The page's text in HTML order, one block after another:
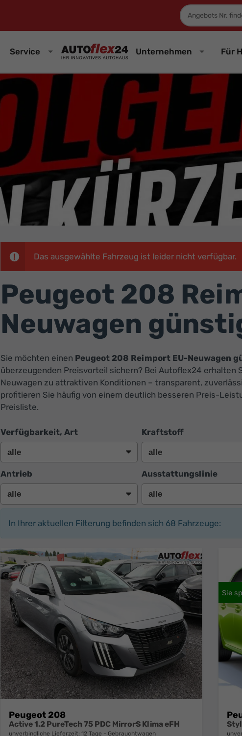
Fahrzeugnummer
Service Unternehmen Für
Das ausgewählte Fahrzeug ist leider nicht verfügbar.
Peugeot 208
Neuwagen
Sie möchten einen Peugeot 208 Reimport EU-Neuwagen
überzeugenden Preisvorteil sichern? Bei Autoflex24 erhalten
Neuwagen zu attraktiven Konditionen – transparent,
profitieren Sie häufig von einem deutlich besseren Preis-
Preisliste.
Verfügbarkeit, Art Kraftstoff
Antrieb Ausstattungslinie
In Ihrer aktuellen Filterung befinden sich 68 Fahrzeuge:
Peugeot 208
Active 1.2 PureTech 75 PDC MirrorS Klima eFH
unverbindliche Lieferzeit: 12 Tage Gebrauchtwagen